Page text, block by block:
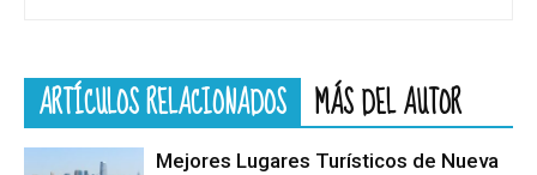
ARTÍCULOS RELACIONADOS MÁS DEL AUTOR
Mejores Lugares Turísticos de Nueva